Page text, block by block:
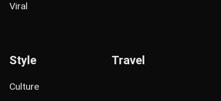
Viral
Style
Culture
Travel